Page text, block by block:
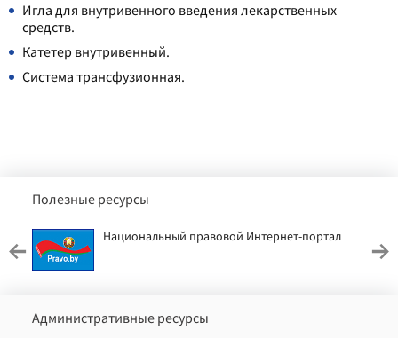
Игла для внутривенного введения лекарственных
средств.
Катетер внутривенный.
Система трансфузионная.
Полезные ресурсы
Национальный правовой Интернет-портал
Административные ресурсы